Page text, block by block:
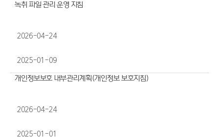
녹취 파일 관리 운영 지침
2026-04-24
2025-01-09
개인정보보호 내부관리계획(개인정보 보호지침)
2026-04-24
2025-01-01